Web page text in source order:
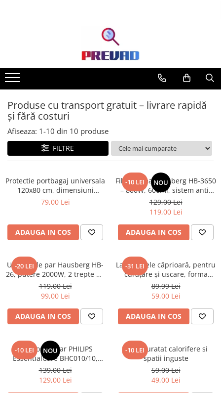
Produse cu transport gratuit – livrare rapidă
și fără costuri
Afiseaza: 1-10 din 10 produse
FILTRE
Protectie portbagaj universala
120x80 cm, dimensiuni
ajustabile, negru
79,00 Lei
ADAUGA IN COS
-10 LEI NOU
Filtru cafea Hausberg HB-3650
– 800W, 600ml, sistem anti-
picurare, negru
129,00 Lei
119,00 Lei
ADAUGA IN COS
-20 LEI
Uscator de par Hausberg HB-
26, putere 2000W, 2 trepte de
viteza
119,00 Lei
99,00 Lei
ADAUGA IN COS
-31 LEI
Lavetă piele căprioară, pentru
curăţare şi uscare, forma
neregulată 38*30
89,99 Lei
59,00 Lei
ADAUGA IN COS
-10 LEI NOU
Uscator de par PHILIPS
EssentialCare BHC010/10,
1200W – Protectie
ThermoProtect pentru par
sanatos
139,00 Lei
129,00 Lei
-10 LEI
Perie curatat calorifere si
spatii inguste
59,00 Lei
49,00 Lei